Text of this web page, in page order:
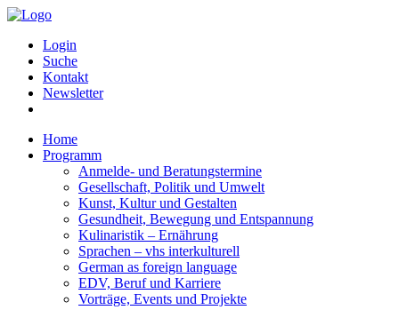
Login
Suche
Kontakt
Newsletter
Home
Programm
Anmelde- und Beratungstermine
Gesellschaft, Politik und Umwelt
Kunst, Kultur und Gestalten
Gesundheit, Bewegung und Entspannung
Kulinaristik – Ernährung
Sprachen – vhs interkulturell
German as foreign language
EDV, Beruf und Karriere
Vorträge, Events und Projekte